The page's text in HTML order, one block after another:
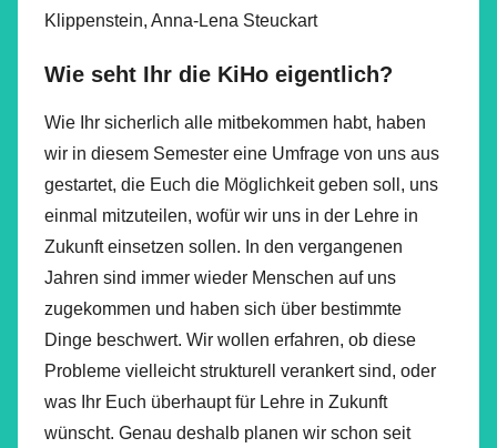
Klippenstein, Anna-Lena Steuckart
Wie seht Ihr die KiHo eigentlich?
Wie Ihr sicherlich alle mitbekommen habt, haben
wir in diesem Semester eine Umfrage von uns aus
gestartet, die Euch die Möglichkeit geben soll, uns
einmal mitzuteilen, wofür wir uns in der Lehre in
Zukunft einsetzen sollen. In den vergangenen
Jahren sind immer wieder Menschen auf uns
zugekommen und haben sich über bestimmte
Dinge beschwert. Wir wollen erfahren, ob diese
Probleme vielleicht strukturell verankert sind, oder
was Ihr Euch überhaupt für Lehre in Zukunft
wünscht. Genau deshalb planen wir schon seit